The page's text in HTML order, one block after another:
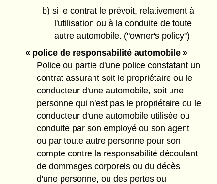
b) si le contrat le prévoit, relativement à
l'utilisation ou à la conduite de toute
autre automobile. ("owner's policy")
« police de responsabilité automobile »
Police ou partie d'une police constatant un
contrat assurant soit le propriétaire ou le
conducteur d'une automobile, soit une
personne qui n'est pas le propriétaire ou le
conducteur d'une automobile utilisée ou
conduite par son employé ou son agent
ou par toute autre personne pour son
compte contre la responsabilité découlant
de dommages corporels ou du décès
d'une personne, ou des pertes ou